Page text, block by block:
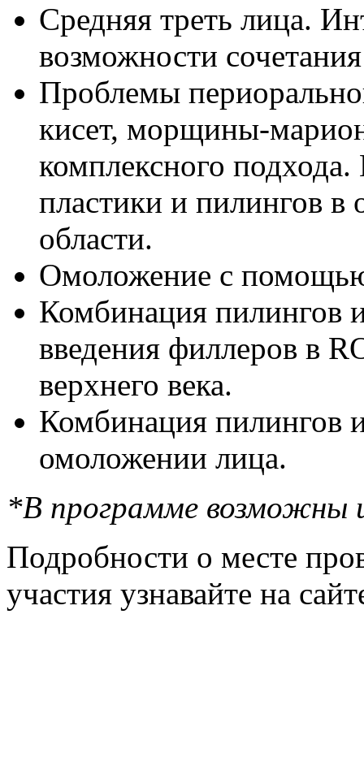
Средняя треть лица.
возможности
Проблемы
кисет, морщины-
комплексного
пластики и пилингов
области.
Омоложение с
Комбинация пилингов
введения филлеров в
верхнего века.
Комбинация пилингов
омоложении лица.
*В программе возможны
Подробности о месте
участия узнавайте на